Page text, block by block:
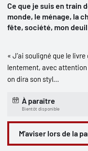
Ce que je suis en train
monde, le ménage, la
fête, société, mon
« J’ai souligné que le
lentement, avec
on dira son styl...
À paraître
Bientôt disponible
M'aviser lors de la